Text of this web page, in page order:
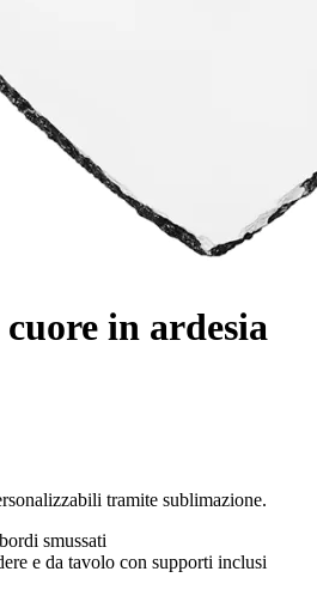
in ardesia
tramite sublimazione.
smussati
e da tavolo con supporti inclusi